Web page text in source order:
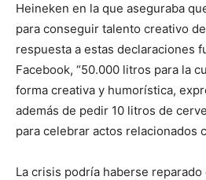
Heineken en la que aseguraba
para conseguir talento creativo
respuesta a estas declaraciones
Facebook, “50.000 litros para la
forma creativa y humorística,
además de pedir 10 litros de
para celebrar actos relacionados
La crisis podría haberse